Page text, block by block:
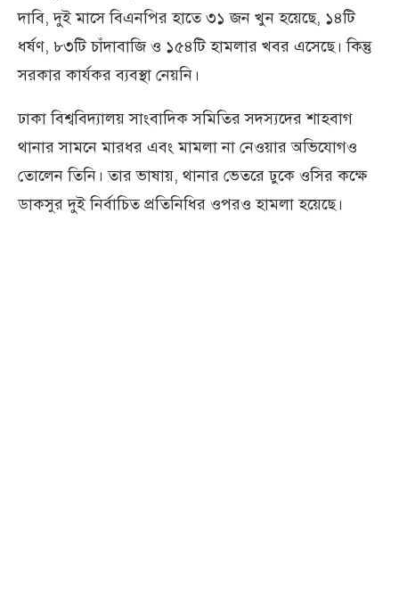
দাবি, দুই মাসে বিএনপির হাতে ৩১ জন খুন হয়েছে, ১৪টি
ধর্ষণ, ৮৩টি চাঁদাবাজি ও ১৫৪টি হামলার খবর এসেছে। কিন্তু
সরকার কার্যকর ব্যবস্থা নেয়নি।
ঢাকা বিশ্ববিদ্যালয় সাংবাদিক সমিতির সদস্যদের শাহবাগ
থানার সামনে মারধর এবং মামলা না নেওয়ার অভিযোগও
তোলেন তিনি। তার ভাষায়, থানার ভেতরে ঢুকে ওসির কক্ষে
ডাকসুর দুই নির্বাচিত প্রতিনিধির ওপরও হামলা হয়েছে।